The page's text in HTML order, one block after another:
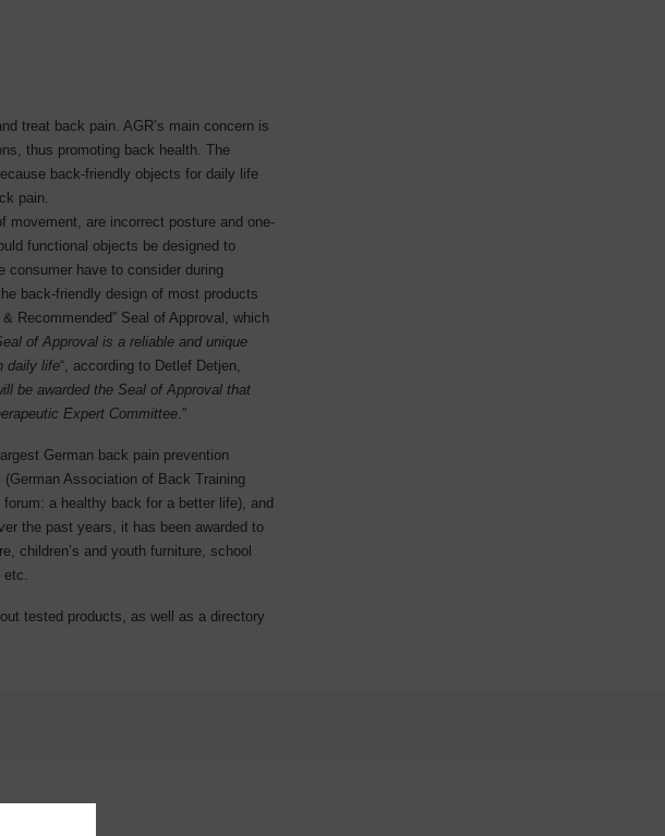
treat back pain. AGR’s main concern is
thus promoting back health. The
back-friendly objects for daily life
pain.
are incorrect posture and one-
functional objects be designed to
consumer have to consider during
back-friendly design of most products
Recommended” Seal of Approval, which
of Approval is a reliable and unique
daily life“, according to Detlef Detjen,
be awarded the Seal of Approval that
Expert Committee.”
German back pain prevention
Association of Back Training
a healthy back for a better life), and
the past years, it has been awarded to
children’s and youth furniture, school
etc.
tested products, as well as a directory